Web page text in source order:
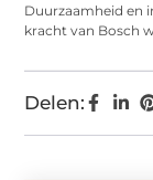
Duurzaamheid en
kracht van Bosch
Delen: